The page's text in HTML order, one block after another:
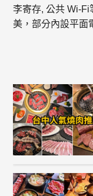
李寄存, 公共 Wi-
美，部分內設平面